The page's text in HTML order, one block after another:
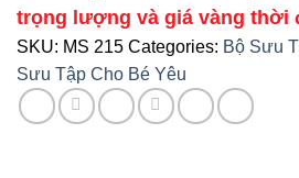
trọng lượng và giá vàng thời
SKU: MS 215 Categories: Bộ Sưu
Sưu Tập Cho Bé Yêu